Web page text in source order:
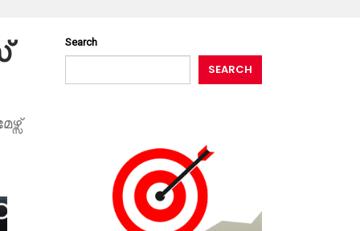
Search
SEARCH